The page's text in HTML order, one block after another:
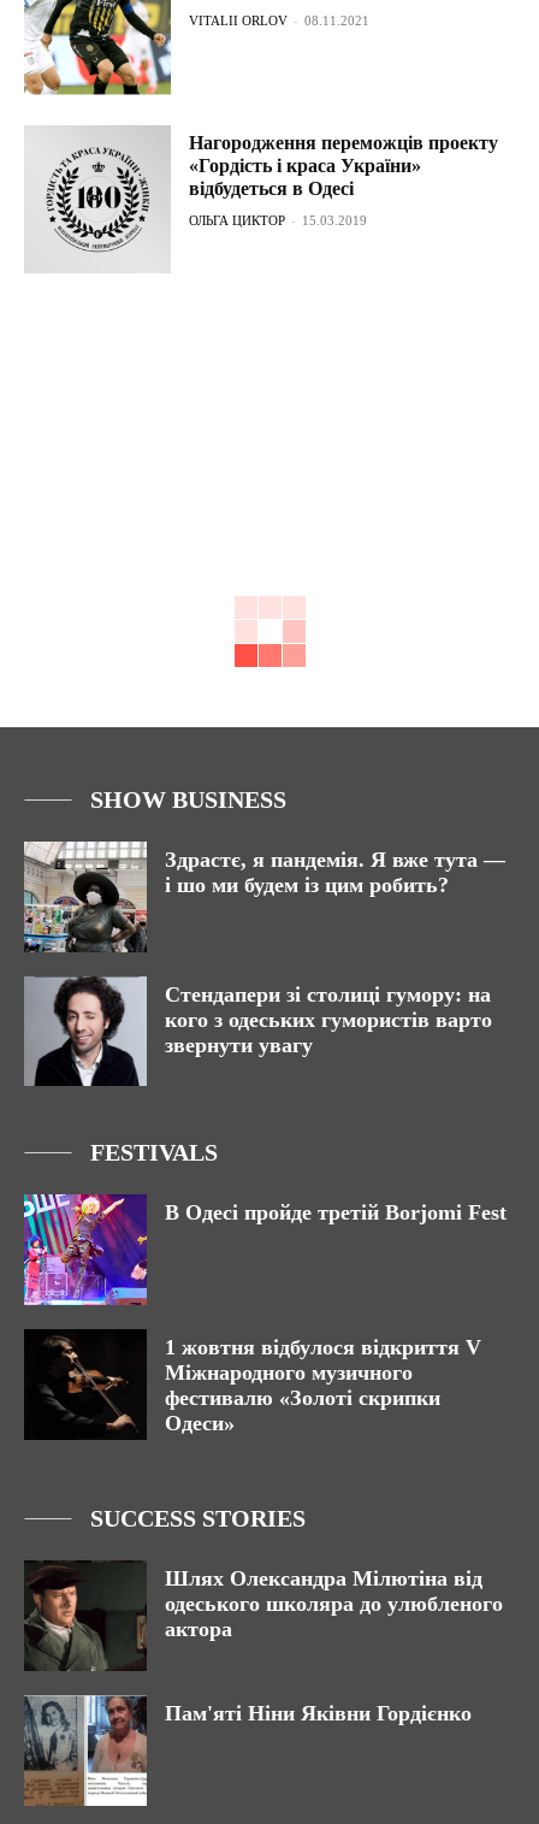
VITALII ORLOV - 08.11.2021
Нагородження переможців проекту
«Гордість і краса України»
відбудеться в Одесі
ОЛЬГА ЦИКТОР - 15.03.2019
SHOW BUSINESS
Здрастє, я пандемія. Я вже тута —
і шо ми будем із цим робить?
Стендапери зі столиці гумору: на
кого з одеських гумористів варто
звернути увагу
FESTIVALS
В Одесі пройде третій Borjomi Fest
1 жовтня відбулося відкриття V
Міжнародного музичного
фестивалю «Золоті скрипки
Одеси»
SUCCESS STORIES
Шлях Олександра Мілютіна від
одеського школяра до улюбленого
актора
Пам'яті Ніни Яківни Гордієнко